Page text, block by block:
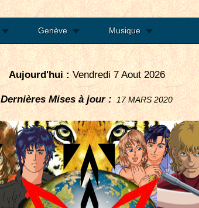
Genève Musique
Aujourd'hui :Vendredi 7 Aout 2026
Dernières Mises à jour :17 MARS 2020